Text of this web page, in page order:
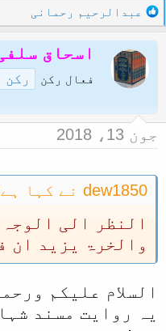
ل
ا
R
e
a
c
t
o
s
عبدالرحیم رحمانی
اسحاق
فعال رکن رکن
جون 13، 2018
dew1850 نے کہا ہے:
النظر الی
والخرۃ یزید ان
السلام علیکم
یہ روایت مسند